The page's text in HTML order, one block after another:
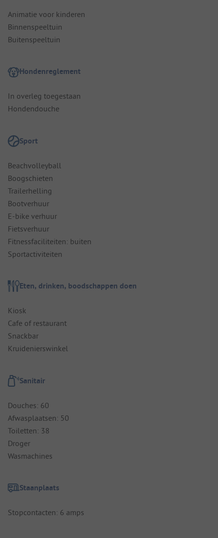
Animatie voor kinderen
Binnenspeeltuin
Buitenspeeltuin
Hondenreglement
In overleg toegestaan
Hondendouche
Sport
Beachvolleyball
Boogschieten
Trailerhelling
Bootverhuur
E-bike verhuur
Fietsverhuur
Fitnessfaciliteiten: buiten
Sportactiviteiten
Eten, drinken, boodschappen doen
Kiosk
Cafe of restaurant
Snackbar
Kruidenierswinkel
Sanitair
Douches: 60
Afwasplaatsen: 50
Toiletten: 38
Droger
Wasmachines
Staanplaats
Stopcontacten: 6 amps